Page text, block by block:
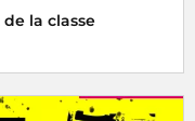
de la classe